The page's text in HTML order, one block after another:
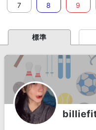
7
8
9
標準